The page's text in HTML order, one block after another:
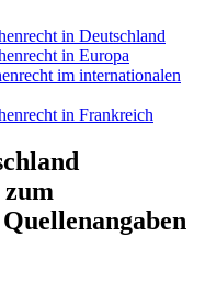
in Deutschland
in Europa
im internationalen
in Frankreich